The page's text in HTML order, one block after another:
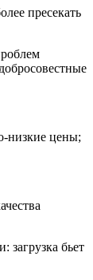
пресекать
низкие цены;
загрузка бьет